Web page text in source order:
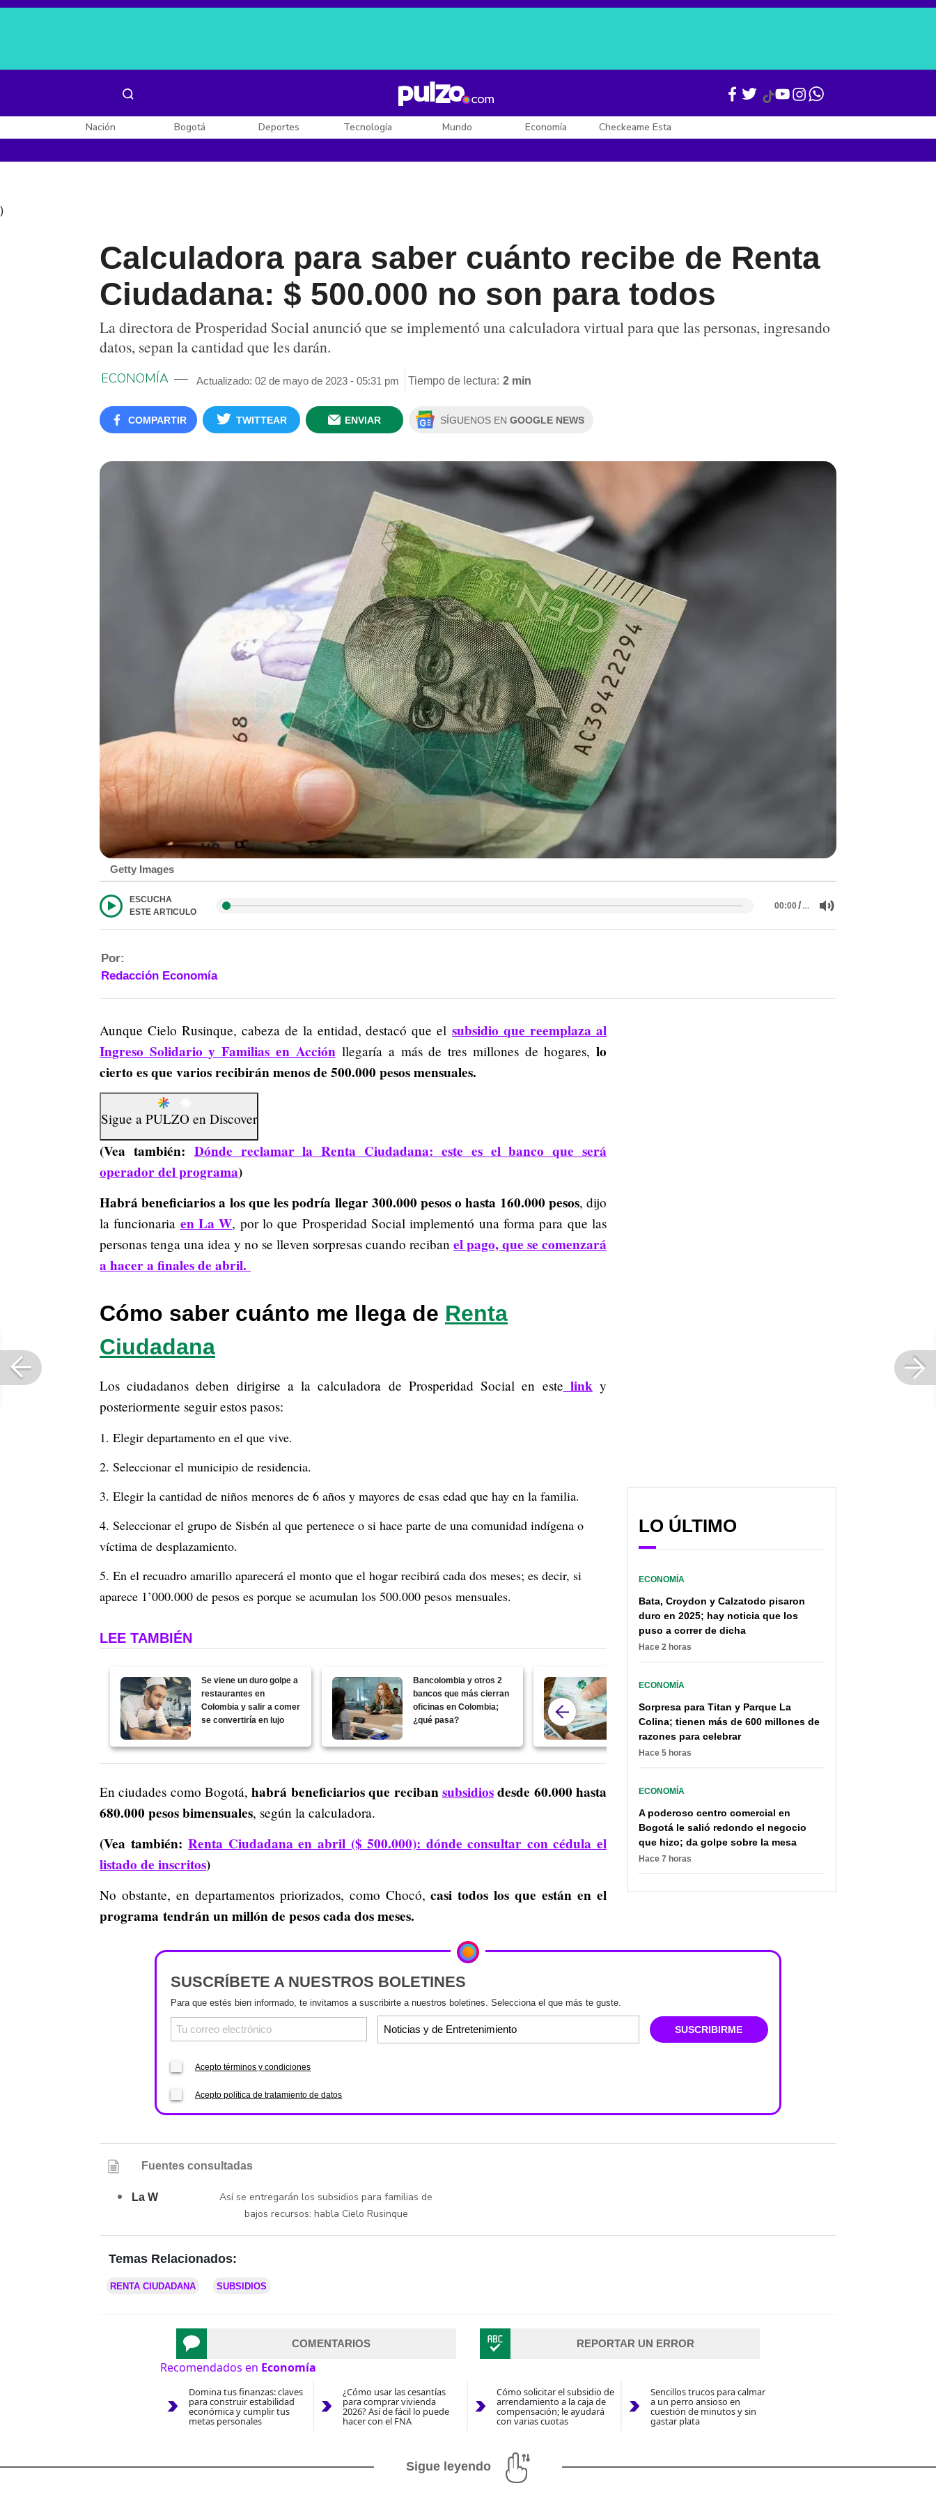
Posesión de De la Espriella
Nación Bogotá Deportes Tecnología Mundo Economía Checkeame Esta
)
Calculadora para saber cuánto recibe de Renta
Ciudadana: $ 500.000 no son para todos
La directora de Prosperidad Social anunció que se implementó una calculadora virtual para que las personas, ingresando
datos, sepan la cantidad que les darán.
ECONOMÍA Actualizado: 02 de mayo de 2023 - 05:31 pm Tiempo de lectura: 2 min
COMPARTIR TWITTEAR ENVIAR SÍGUENOS EN GOOGLE NEWS
Getty Images
ESCUCHA
ESTE ARTICULO
00:00/…
Por:
Redacción Economía
Aunque Cielo Rusinque, cabeza de la entidad, destacó que elsubsidio que reemplaza al
Ingreso Solidario y Familias en Acciónllegaría a más de tres millones de hogares, lo
cierto es que varios recibirán menos de 500.000 pesos mensuales.
Sigue a PULZO en Discover
(Vea también: Dónde reclamar la Renta Ciudadana: este es el banco que será
operador del programa)
Habrá beneficiarios a los que les podría llegar 300.000 pesos o hasta 160.000 pesos, dijo
la funcionaria en La W, por lo que Prosperidad Social implementó una forma para que las
personas tenga una idea y no se lleven sorpresas cuando reciban el pago, que se comenzará
a hacer a finales de abril.
Cómo saber cuánto me llega de Renta
Ciudadana
Los ciudadanos deben dirigirse a la calculadora de Prosperidad Social en este linky
posteriormente seguir estos pasos:
Elegir departamento en el que vive.
Seleccionar el municipio de residencia.
Elegir la cantidad de niños menores de 6 años y mayores de esas edad que hay en la familia.
Seleccionar el grupo de Sisbén al que pertenece o si hace parte de una comunidad indígena o
víctima de desplazamiento.
En el recuadro amarillo aparecerá el monto que el hogar recibirá cada dos meses; es decir, si
aparece 1’000.000 de pesos es porque se acumulan los 500.000 pesos mensuales.
LEE TAMBIÉN
Se viene un duro golpe a
restaurantes en
Colombia y salir a comer
se convertiría en lujo
Bancolombia y otros 2
bancos que más cierran
oficinas en Colombia;
¿qué pasa?
Cómo saber si dinero de
completo; $ 500.000 no
son para todos
En ciudades como Bogotá,habrá beneficiarios que recibansubsidiosdesde 60.000 hasta
680.000 pesos bimensuales, según la calculadora.
(Vea también:Renta Ciudadana en abril ($ 500.000): dónde consultar con cédula el
listado de inscritos)
No obstante, en departamentos priorizados, como Chocó,casi todos los que están en el
programa tendrán un millón de pesos cada dos meses.
LO ÚLTIMO
ECONOMÍA
Bata, Croydon y Calzatodo pisaron
duro en 2025; hay noticia que los
puso a correr de dicha
Hace 2 horas
ECONOMÍA
Sorpresa para Titan y Parque La
Colina; tienen más de 600 millones de
razones para celebrar
Hace 5 horas
ECONOMÍA
A poderoso centro comercial en
Bogotá le salió redondo el negocio
que hizo; da golpe sobre la mesa
Hace 7 horas
SUSCRÍBETE A NUESTROS BOLETINES
Para que estés bien informado, te invitamos a suscribirte a nuestros boletines. Selecciona el que más te guste.
SUSCRIBIRME
Acepto términos y condiciones
Acepto política de tratamiento de datos
Fuentes consultadas
La W
Así se entregarán los subsidios para familias de
bajos recursos: habla Cielo Rusinque
Temas Relacionados:
RENTA CIUDADANA SUBSIDIOS
COMENTARIOS REPORTAR UN ERROR
Recomendados en Economía
Domina tus finanzas: claves
para construir estabilidad
económica y cumplir tus
metas personales
¿Cómo usar las cesantías
para comprar vivienda
2026? Así de fácil lo puede
hacer con el FNA
Cómo solicitar el subsidio de
arrendamiento a la caja de
compensación; le ayudará
con varias cuotas
Sencillos trucos para calmar
a un perro ansioso en
cuestión de minutos y sin
gastar plata
Sigue leyendo